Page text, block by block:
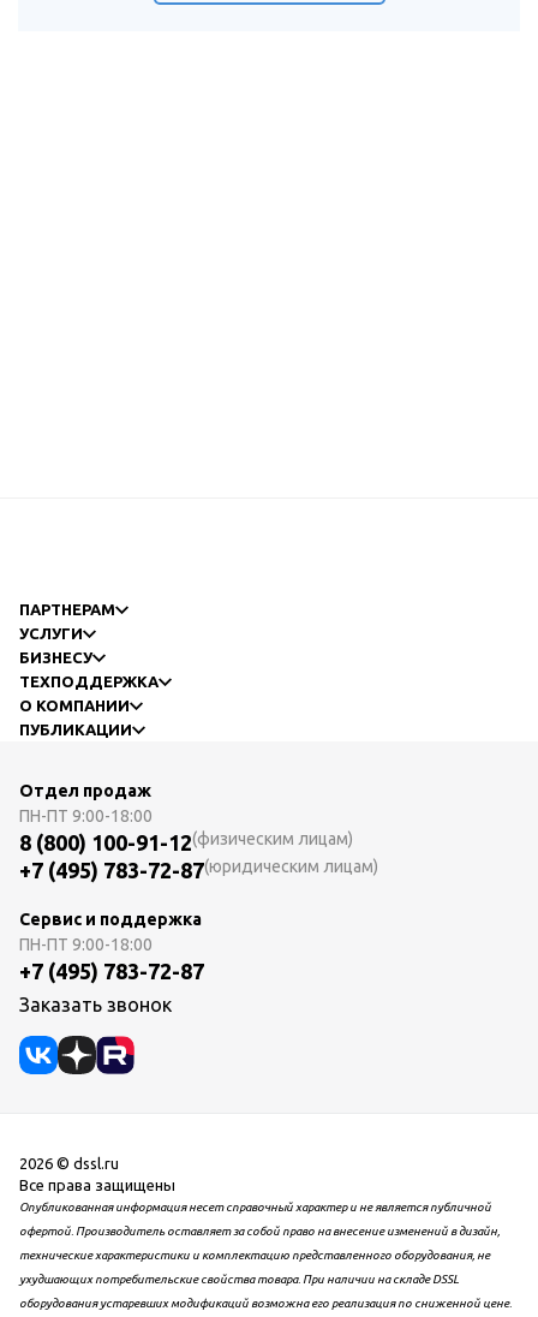
ПАРТНЕРАМ
УСЛУГИ
БИЗНЕСУ
ТЕХПОДДЕРЖКА
О КОМПАНИИ
ПУБЛИКАЦИИ
Отдел продаж
ПН-ПТ 9:00-18:00
8 (800) 100-91-12(физическим лицам)
+7 (495) 783-72-87(юридическим лицам)
Сервис и поддержка
ПН-ПТ 9:00-18:00
+7 (495) 783-72-87
Заказать звонок
2026 © dssl.ru
Все права защищены
Опубликованная информация несет справочный характер и не является публичной
офертой. Производитель оставляет за собой право на внесение изменений в дизайн,
технические характеристики и комплектацию представленного оборудования, не
ухудшающих потребительские свойства товара. При наличии на складе DSSL
оборудования устаревших модификаций возможна его реализация по сниженной цене.